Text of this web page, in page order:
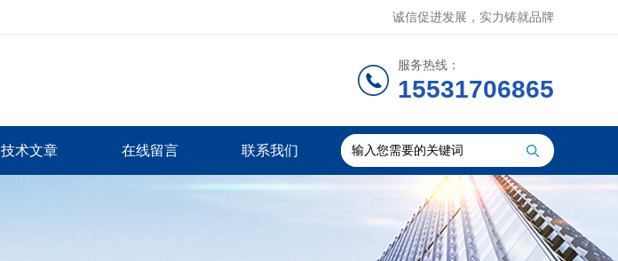
诚信促进发展，实力铸就品牌
服务热线：
15531706865
技术文章 在线留言 联系我们